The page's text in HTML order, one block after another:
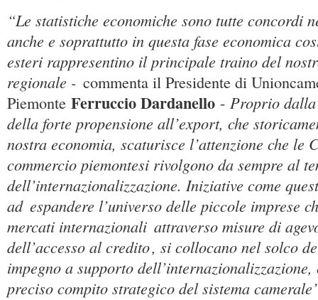
“Le statistiche economiche sono tutte concordi
anche e soprattutto in questa fase economica
esteri rappresentino il principale traino del
regionale - commenta il Presidente di
Piemonte Ferruccio Dardanello - Proprio dalla
della forte propensione all’export, che
nostra economia, scaturisce l’attenzione che le
commercio piemontesi rivolgono da sempre al
dell’internazionalizzazione. Iniziative come
ad espandere l’universo delle piccole imprese
mercati internazionali attraverso misure di
dell’accesso al credito, si collocano nel solco
impegno a supporto
preciso compito strategico del sistema